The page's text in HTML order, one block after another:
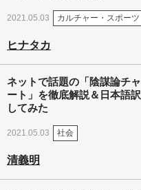
2021.05.03 カルチャー・スポーツ
ヒナタカ
ネットで話題の「陰謀論チャ
ート」を徹底解説＆日本語訳
してみた
2021.05.03 社会
清義明